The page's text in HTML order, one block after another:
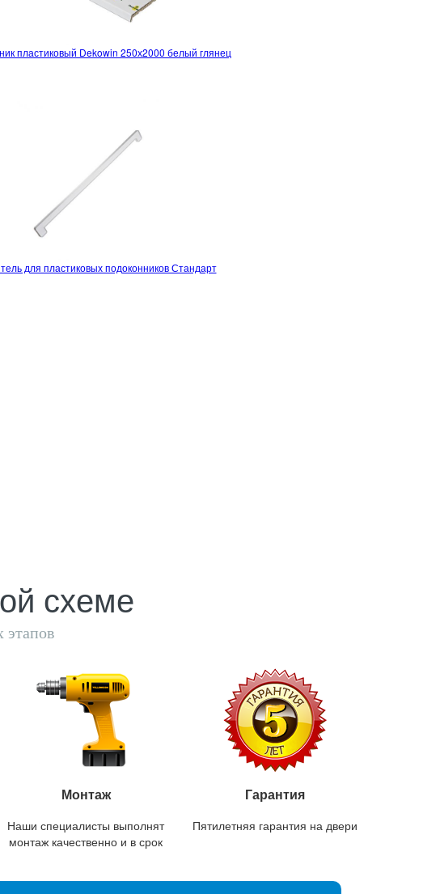
пластиковый Dekowin 250х2000 белый глянец
для пластиковых подоконников Стандарт
схеме
этапов
Монтаж
Наши специалисты выполнят
монтаж качественно и в срок
Гарантия
Пятилетняя гарантия на двери